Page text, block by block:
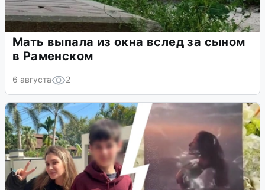
Мать выпала из окна вслед за сыном
в Раменском
6 августа 2